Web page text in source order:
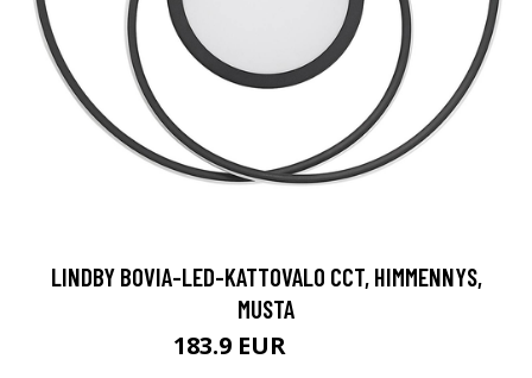
LINDBY BOVIA-LED-KATTOVALO CCT, HIMMENNYS,
MUSTA
183.9 EUR